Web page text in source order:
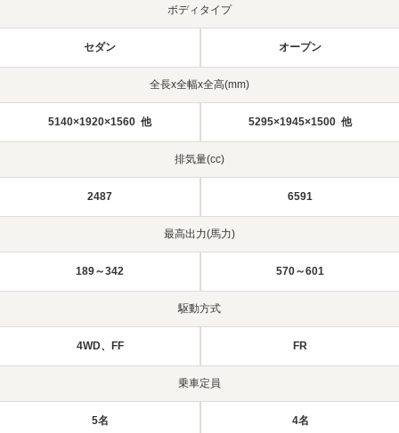
ボディタイプ
セダン オープン
全長x全幅x全高(mm)
5140×1920×1560 他 5295×1945×1500 他
排気量(cc)
2487 6591
最高出力(馬力)
189～342 570～601
駆動方式
4WD、FF FR
乗車定員
5名 4名